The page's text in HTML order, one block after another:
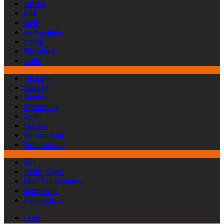
Europa
USA
Welt
Nachrichten
Politik
Wirtschaft
Kultur
Lifestyle
Glauben
Medien
Geschichte
Sport
Familie
Verteidigung
Wissenschaft
Abo
Früher Vogel
Über The Germanz
Impressum
Datenschutz
Login